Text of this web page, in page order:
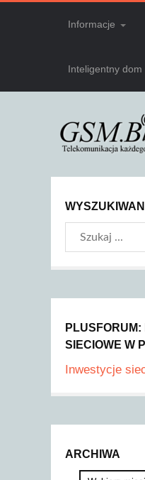
Informacje
Inteligentny dom
SIECIOWE W
Inwestycje
ARCHIWA